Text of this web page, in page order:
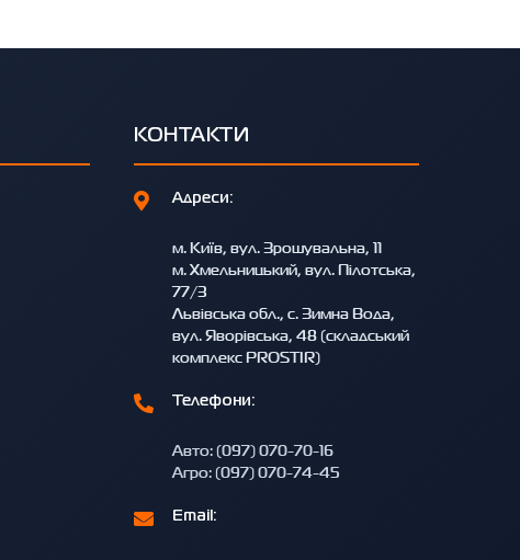
КОНТАКТИ
Адреси:
м. Київ, вул. Зрошувальна, 11
м. Хмельницький, вул. Пілотська,
77/3
Львівська обл., с. Зимна Вода,
вул. Яворівська, 48 (складський
комплекс PROSTIR)
Телефони:
Авто: (097) 070-70-16
Агро: (097) 070-74-45
Email: